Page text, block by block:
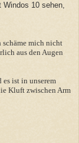
10 sehen,
schäme mich nicht
aus den Augen
es ist in unserem
Kluft zwischen Arm